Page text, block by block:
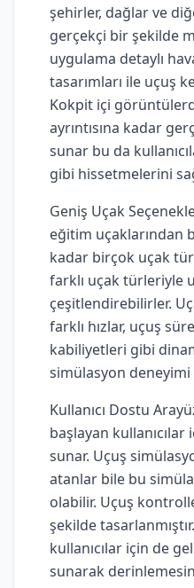
şehirler, dağlar ve
gerçekçi bir şekilde
uygulama detaylı
tasarımları ile uçuş
Kokpit içi
ayrıntısına kadar
sunar bu da
gibi hissetmelerini
Geniş Uçak
eğitim uçaklarından
kadar birçok uçak
farklı uçak türleriyle
çeşitlendirebilirler.
farklı hızlar, uçuş
kabiliyetleri gibi
simülasyon deneyimi
Kullanıcı Dostu
başlayan
sunar. Uçuş
atanlar bile bu
olabilir. Uçuş
şekilde
kullanıcılar için de
sunarak